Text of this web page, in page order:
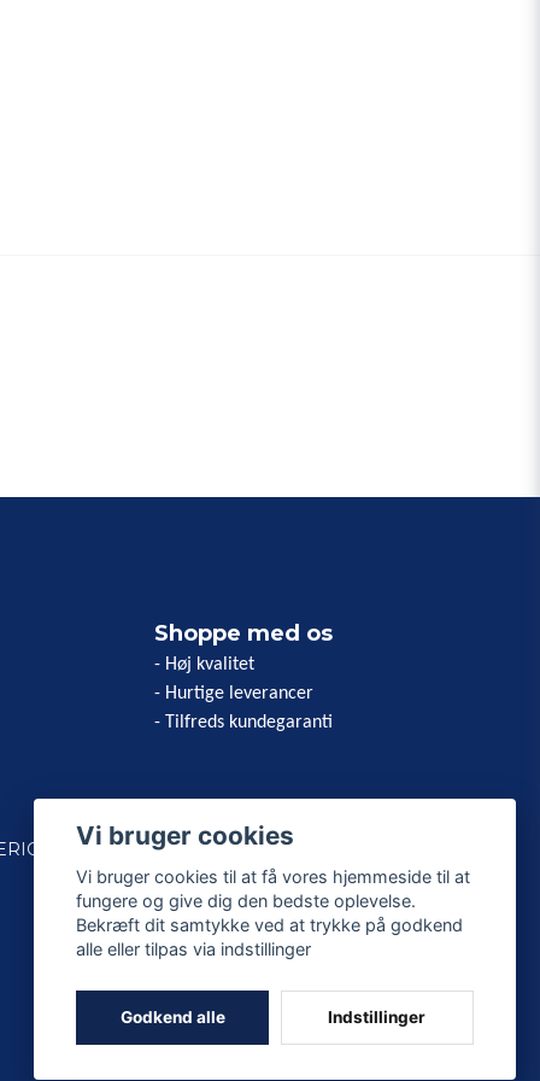
Shoppe med os
- Høj kvalitet
- Hurtige leverancer
- Tilfreds kundegaranti
Vi bruger cookies
Vi bruger cookies til at få vores hjemmeside til at
fungere og give dig den bedste oplevelse.
Bekræft dit samtykke ved at trykke på godkend
alle eller tilpas via indstillinger
Godkend alle Indstillinger